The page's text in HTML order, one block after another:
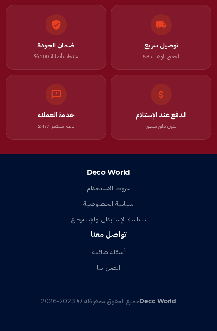
توصيل سريع
لجميع الولايات 58
ضمان الجودة
منتجات أصلية 100%
الدفع عند الإستلام
بدون دفع مسبق
خدمة العملاء
دعم مستمر 24/7
Deco World
شروط الاستخدام
سياسة الخصوصية
سياسة الإستبدال والإسترجاع
تواصل معنا
أسئلة شائعة
اتصل بنا
Deco World جميع الحقوق محفوظة © 2023-2026